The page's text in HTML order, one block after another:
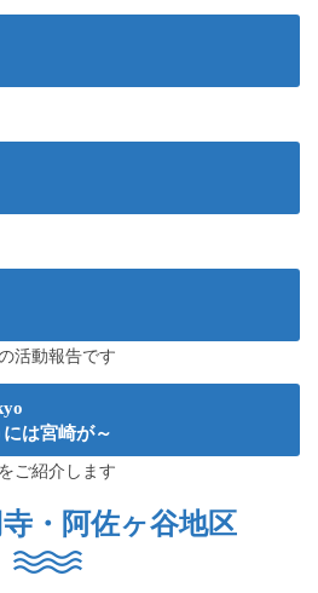
活動報告です
は宮崎が～
ご紹介します
・阿佐ヶ谷地区